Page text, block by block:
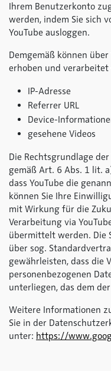
Ihrem Benutzerkonto
werden, indem Sie sich
YouTube ausloggen.
Demgemäß können
erhoben und verarbeitet
IP-Adresse
Referrer URL
Device-
gesehene Videos
Die Rechtsgrundlage
gemäß Art. 6 Abs. 1 lit.
dass YouTube die
können Sie Ihre
mit Wirkung für die
Verarbeitung via
übermittelt werden. Die
über sog.
gewährleisten, dass die
personenbezogenen
unterliegen, das dem
Weitere Informationen
Sie in der
unter: https://